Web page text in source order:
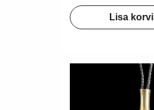
Lisa korvi